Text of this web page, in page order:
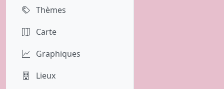
Thèmes
Carte
Graphiques
Lieux